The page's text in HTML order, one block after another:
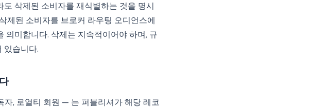
삭제된 소비자를 재식별하는 것을 명시
제된 소비자를 브로커 라우팅 오디언스에
미합니다. 삭제는 지속적이어야 하며, 규
있습니다.
, 로열티 회원 — 는 퍼블리셔가 해당 레코